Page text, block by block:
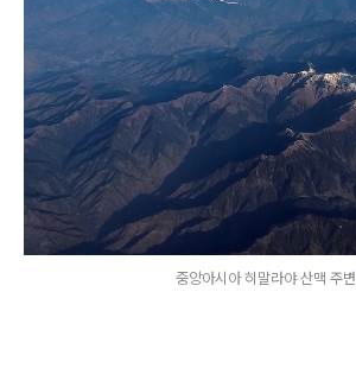
중앙아시아 히말라야 산맥 주변